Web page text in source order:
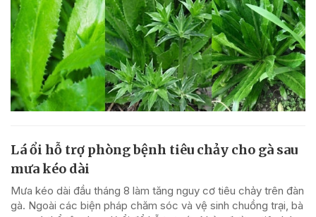
Lá ổi hỗ trợ phòng bệnh tiêu chảy cho gà sau
mưa kéo dài
Mưa kéo dài đầu tháng 8 làm tăng nguy cơ tiêu chảy trên đàn
gà. Ngoài các biện pháp chăm sóc và vệ sinh chuồng trại, bà